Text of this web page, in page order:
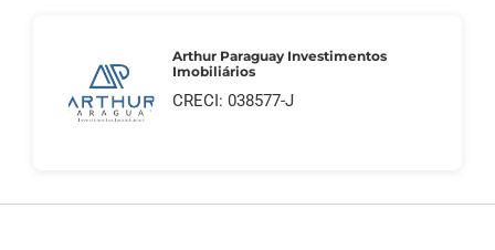
Arthur Paraguay Investimentos
Imobiliários
CRECI: 038577-J